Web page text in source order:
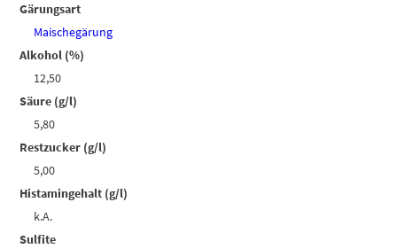
Gärungsart
Maischegärung
Alkohol (%)
12,50
Säure (g/l)
5,80
Restzucker (g/l)
5,00
Histamingehalt (g/l)
k.A.
Sulfite